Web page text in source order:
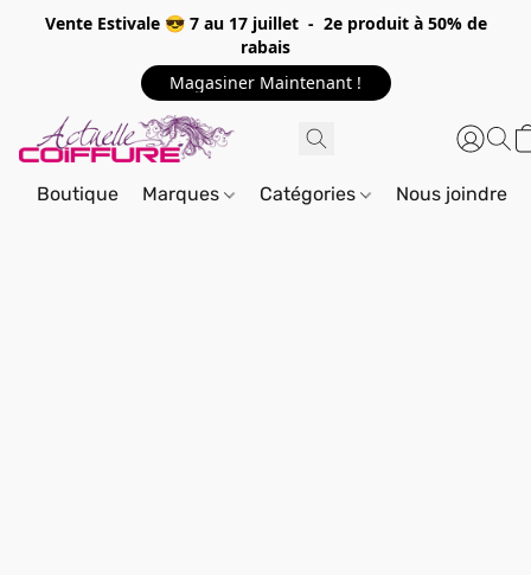
Vente Estivale 😎 7 au 17 juillet - 2e produit à 50% de
rabais
Magasiner Maintenant !
Boutique Marques Catégories Nous joindre